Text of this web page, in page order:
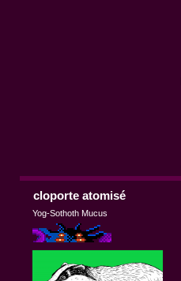
cloporte atomisé
Yog-Sothoth Mucus